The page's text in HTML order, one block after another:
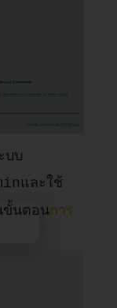
บบ
และใช้
ขั้นตอนการ